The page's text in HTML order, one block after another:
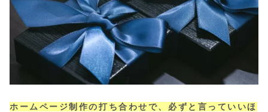
ホームページ制作の打ち合わせで、必ずと言っていいほ